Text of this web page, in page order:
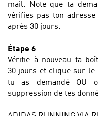
mail.
Note que ta
vérifies pas ton
après 30 jours.
Étape 6
Vérifie à nouveau ta
30 jours et clique sur
tu as demandé OU
suppression de tes